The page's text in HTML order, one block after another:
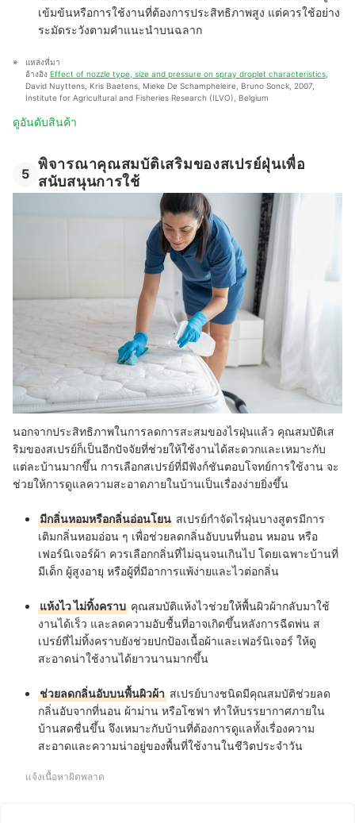
เข้มข้นหรือการใช้งานที่ต้องการประสิทธิภาพสูง แต่ควรใช้อย่าง
ระมัดระวังตามคำแนะนำบนฉลาก
แหล่งที่มา
อ้างอิง Effect of nozzle type, size and pressure on spray droplet characteristics
David Nuyttens, Kris Baetens, Mieke De Schampheleire, Bruno Sonck, 2007,
Institute for Agricultural and Fisheries Research (ILVO), Belgium
ดูอันดับสินค้า
5
พิจารณาคุณสมบัติเสริมของสเปรย์ฝุ่นเพื่อ
สนับสนุนการใช้
นอกจากประสิทธิภาพในการลดการสะสมของไรฝุ่นแล้ว คุณสมบัติเส
ริมของสเปรย์ก็เป็นอีกปัจจัยที่ช่วยให้ใช้งานได้สะดวกและเหมาะกับ
แต่ละบ้านมากขึ้น การเลือกสเปรย์ที่มีฟังก์ชันตอบโจทย์การใช้งาน จะ
ช่วยให้การดูแลความสะอาดภายในบ้านเป็นเรื่องง่ายยิ่งขึ้น
มีกลิ่นหอมหรือกลิ่นอ่อนโยน สเปรย์กำจัดไรฝุ่นบางสูตรมีการ
เติมกลิ่นหอมอ่อน ๆ เพื่อช่วยลดกลิ่นอับบนที่นอน หมอน หรือ
เฟอร์นิเจอร์ผ้า ควรเลือกกลิ่นที่ไม่ฉุนจนเกินไป โดยเฉพาะบ้านที่
มีเด็ก ผู้สูงอายุ หรือผู้ที่มีอาการแพ้ง่ายและไวต่อกลิ่น
แห้งไว ไม่ทิ้งคราบ คุณสมบัติแห้งไวช่วยให้พื้นผิวผ้ากลับมาใช้
งานได้เร็ว และลดความอับชื้นที่อาจเกิดขึ้นหลังการฉีดพ่น ส
เปรย์ที่ไม่ทิ้งคราบยังช่วยปกป้องเนื้อผ้าและเฟอร์นิเจอร์ ให้ดู
สะอาดน่าใช้งานได้ยาวนานมากขึ้น
ช่วยลดกลิ่นอับบนพื้นผิวผ้า สเปรย์บางชนิดมีคุณสมบัติช่วยลด
กลิ่นอับจากที่นอน ผ้าม่าน หรือโซฟา ทำให้บรรยากาศภายใน
บ้านสดชื่นขึ้น จึงเหมาะกับบ้านที่ต้องการดูแลทั้งเรื่องความ
สะอาดและความน่าอยู่ของพื้นที่ใช้งานในชีวิตประจำวัน
แจ้งเนื้อหาผิดพลาด